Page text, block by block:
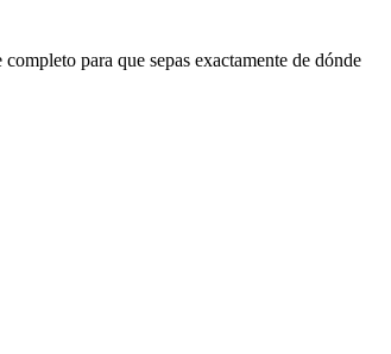
para que sepas exactamente de dónde